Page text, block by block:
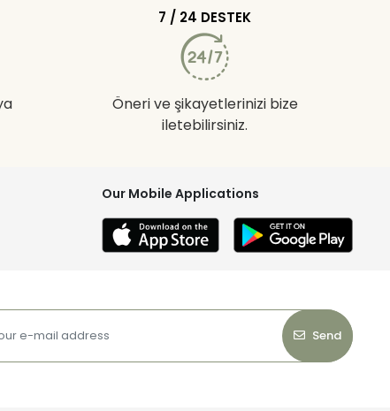
7 / 24 DESTEK
Öneri ve şikayetlerinizi bize
iletebilirsiniz.
Our Mobile Applications
Send